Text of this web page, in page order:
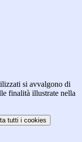
si avvalgono di
finalità illustrate nella
tutti i cookies